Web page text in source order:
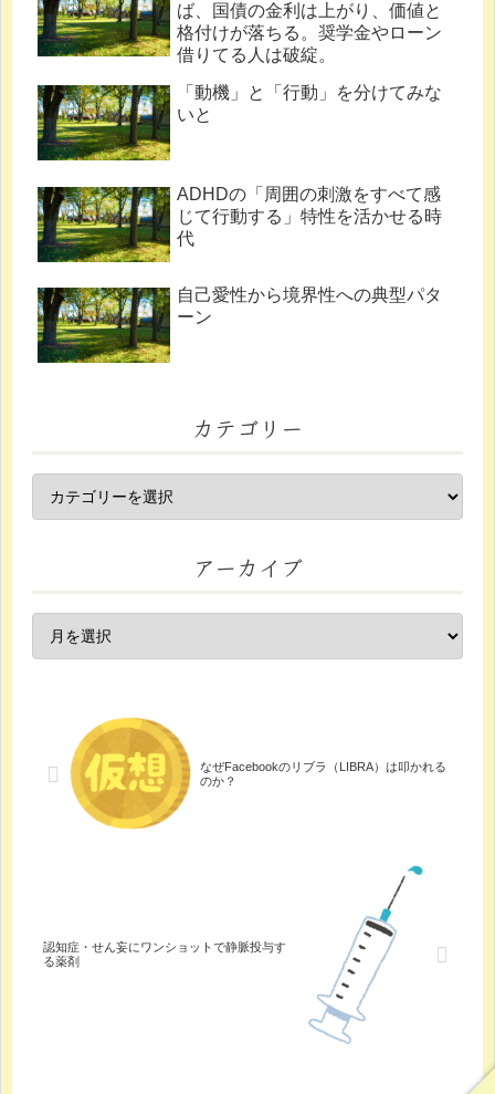
ば、国債の金利は上がり、価値と
格付けが落ちる。奨学金やローン
借りてる人は破綻。
「動機」と「行動」を分けてみな
いと
ADHDの「周囲の刺激をすべて感
じて行動する」特性を活かせる時
代
自己愛性から境界性への典型パタ
ーン
カテゴリー
アーカイブ
なぜFacebookのリブラ（LIBRA）は叩かれる
のか？
認知症・せん妄にワンショットで静脈投与す
る薬剤